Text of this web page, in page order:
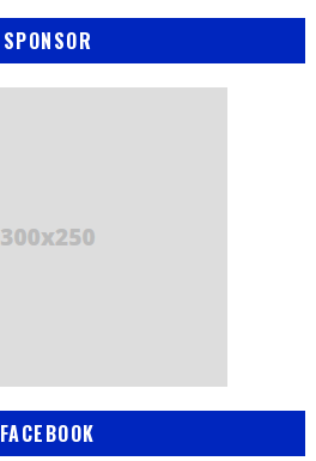
SPONSOR
FACEBOOK